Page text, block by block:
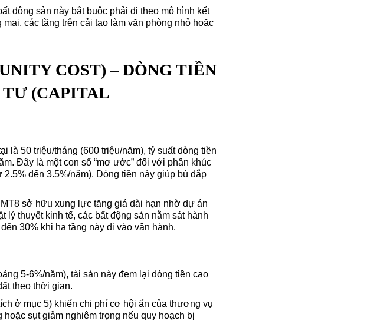
động sản này bắt buộc phải đi theo mô hình kết
các tầng trên cải tạo làm văn phòng nhỏ hoặc
COST) – DÒNG TIỀN
(CAPITAL
là 50 triệu/tháng (600 triệu/năm), tỷ suất dòng tiền
Đây là một con số “mơ ước” đối với phân khúc
đến 3.5%/năm). Dòng tiền này giúp bù đắp
sở hữu xung lực tăng giá dài hạn nhờ dự án
lý thuyết kinh tế, các bất động sản nằm sát hành
30% khi hạ tầng này đi vào vận hành.
5-6%/năm), tài sản này đem lại dòng tiền cao
theo thời gian.
ở mục 5) khiến chi phí cơ hội ẩn của thương vụ
sụt giảm nghiêm trọng nếu quy hoạch bị